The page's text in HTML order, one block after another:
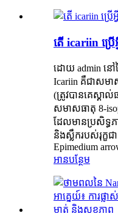
តើ icariin ប្រើអ្
ដោយ admin នៅថ្
Icariin គឺជាសមា
(ត្រូវបានគេស្គាល់
សមាសធាតុ 8-
ដែលមានប្រសិទ្ធភ
និងស្លឹករបស់រុក្ខជ
Epimedium
អានបន្ថែម